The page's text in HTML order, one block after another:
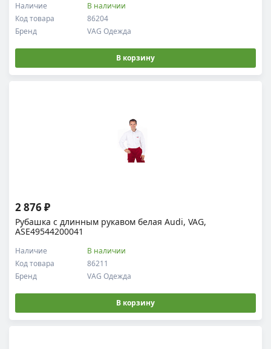
Код товара 86204
Наличие В наличии
Бренд VAG Одежда
В корзину
Рубашка с длинным рукавом белая Audi, VAG,
ASE49544200041
Код товара 86211
Наличие В наличии
Бренд VAG Одежда
2 876 ₽
В корзину